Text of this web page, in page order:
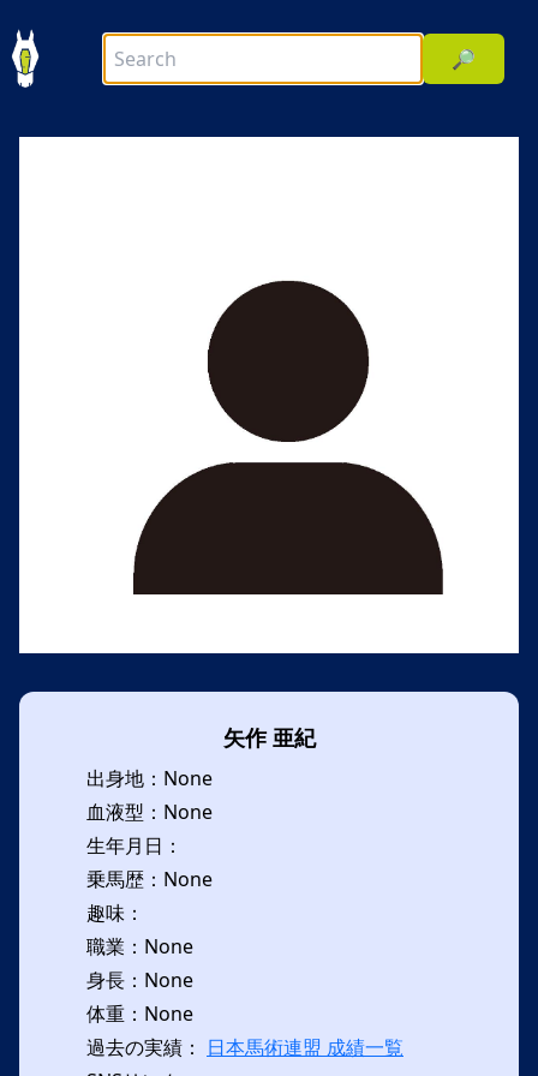
🔎
矢作 亜紀
出身地：None
血液型：None
生年月日：
乗馬歴：None
趣味：
職業：None
身長：None
体重：None
過去の実績： 日本馬術連盟 成績一覧